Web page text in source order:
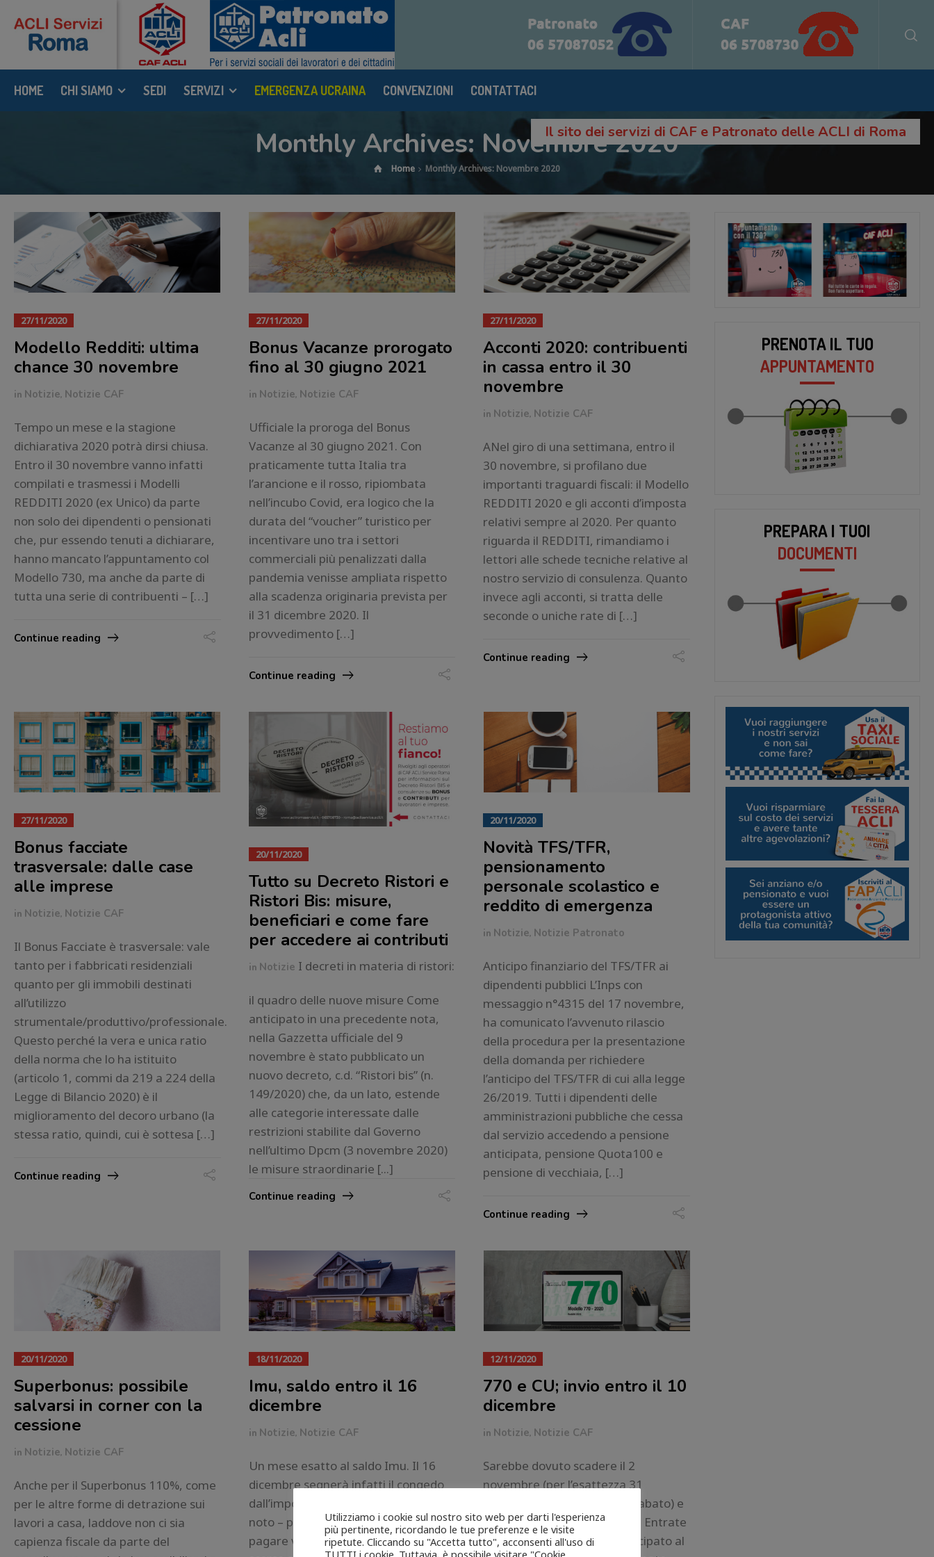
HOME CHI SIAMO SEDI SERVIZI EMERGENZA UCRAINA CONVENZIONI CONTATTACI
Il sito dei servizi di CAF e Patronato delle ACLI di Roma
Monthly Archives: Novembre 2020
Home Monthly Archives: Novembre 2020
27/11/2020
Modello Redditi: ultima
chance 30 novembre
in Notizie, Notizie CAF
Tempo un mese e la stagione
dichiarativa 2020 potrà dirsi chiusa.
Entro il 30 novembre vanno infatti
compilati e trasmessi i Modelli
REDDITI 2020 (ex Unico) da parte
non solo dei dipendenti o pensionati
che, pur essendo tenuti a dichiarare,
hanno mancato l’appuntamento col
Modello 730, ma anche da parte di
tutta una serie di contribuenti – […]
Continue reading
27/11/2020
Bonus Vacanze prorogato
fino al 30 giugno 2021
in Notizie, Notizie CAF
Ufficiale la proroga del Bonus
Vacanze al 30 giugno 2021. Con
praticamente tutta Italia tra
l’arancione e il rosso, ripiombata
nell’incubo Covid, era logico che la
durata del “voucher” turistico per
incentivare uno tra i settori
commerciali più penalizzati dalla
pandemia venisse ampliata rispetto
alla scadenza originaria prevista per
il 31 dicembre 2020. Il
provvedimento […]
Continue reading
27/11/2020
Acconti 2020: contribuenti
in cassa entro il 30
novembre
in Notizie, Notizie CAF
ANel giro di una settimana, entro il
30 novembre, si profilano due
importanti traguardi fiscali: il Modello
REDDITI 2020 e gli acconti d’imposta
relativi sempre al 2020. Per quanto
riguarda il REDDITI, rimandiamo i
lettori alle schede tecniche relative al
nostro servizio di consulenza. Quanto
invece agli acconti, si tratta delle
seconde o uniche rate di […]
Continue reading
27/11/2020
Bonus facciate
trasversale: dalle case
alle imprese
in Notizie, Notizie CAF
Il Bonus Facciate è trasversale: vale
tanto per i fabbricati residenziali
quanto per gli immobili destinati
all’utilizzo
strumentale/produttivo/professionale.
Questo perché la vera e unica ratio
della norma che lo ha istituito
(articolo 1, commi da 219 a 224 della
Legge di Bilancio 2020) è il
miglioramento del decoro urbano (la
stessa ratio, quindi, cui è sottesa […]
Continue reading
20/11/2020
Tutto su Decreto Ristori e
Ristori Bis: misure,
beneficiari e come fare
per accedere ai contributi
in Notizie I decreti in materia di ristori:
il quadro delle nuove misure Come
anticipato in una precedente nota,
nella Gazzetta ufficiale del 9
novembre è stato pubblicato un
nuovo decreto, c.d. “Ristori bis” (n.
149/2020) che, da un lato, estende
alle categorie interessate dalle
restrizioni stabilite dal Governo
nell’ultimo Dpcm (3 novembre 2020)
le misure straordinarie [...]
Continue reading
20/11/2020
Novità TFS/TFR,
pensionamento
personale scolastico e
reddito di emergenza
in Notizie, Notizie Patronato
Anticipo finanziario del TFS/TFR ai
dipendenti pubblici L’Inps con
messaggio n°4315 del 17 novembre,
ha comunicato l’avvenuto rilascio
della procedura per la presentazione
della domanda per richiedere
l’anticipo del TFS/TFR di cui alla legge
26/2019. Tutti i dipendenti delle
amministrazioni pubbliche che cessa
dal servizio accedendo a pensione
anticipata, pensione Quota100 e
pensione di vecchiaia, […]
Continue reading
20/11/2020
Superbonus: possibile
salvarsi in corner con la
cessione
in Notizie, Notizie CAF
Anche per il Superbonus 110%, come
per le altre forme di detrazione sui
lavori a casa, laddove non ci sia
capienza fiscale da parte del
18/11/2020
Imu, saldo entro il 16
dicembre
in Notizie, Notizie CAF
Un mese esatto al saldo Imu. Il 16
dicembre segnerà infatti il congedo
dall’imposta 2020, mentre – com’è
noto – per la Tasi non c’è più nulla da
pagare visto che la manovra dello
12/11/2020
770 e CU; invio entro il 10
dicembre
in Notizie, Notizie CAF
Sarebbe dovuto scadere il 2
novembre (per l’esattezza 31
ottobre, ma il 31 cadeva di sabato) e
invece l’invio all’Agenzia delle Entrate
dei Modelli 770 è stato posticipato al
PRENOTA IL TUO
APPUNTAMENTO
PREPARA I TUOI
DOCUMENTI
Utilizziamo i cookie sul nostro sito web per darti l'esperienza
più pertinente, ricordando le tue preferenze e le visite
ripetute. Cliccando su "Accetta tutto", acconsenti all'uso di
TUTTI i cookie. Tuttavia, è possibile visitare "Cookie